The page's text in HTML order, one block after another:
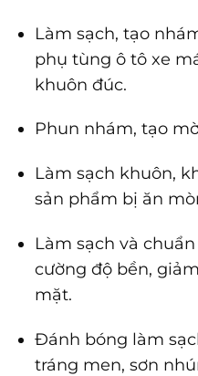
Làm sạch, tạo
phụ tùng ô tô xe
khuôn đúc.
Phun nhám, tạo
Làm sạch khuôn,
sản phẩm bị ăn
Làm sạch và
cường độ bền,
mặt.
Đánh bóng làm
tráng men, sơn